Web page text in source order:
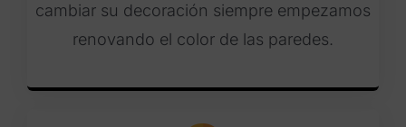
cambiar su decoración siempre empezamos
renovando el color de las paredes.